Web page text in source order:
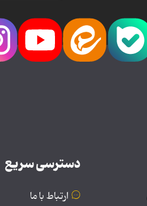
دسترسی سریع
ارتباط با ما